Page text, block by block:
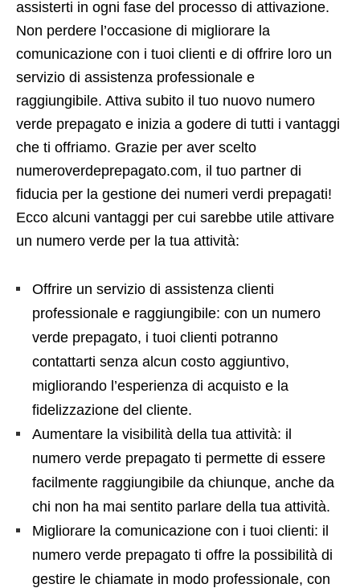
assisterti in ogni fase del processo di attivazione.
Non perdere l’occasione di migliorare la
comunicazione con i tuoi clienti e di offrire loro un
servizio di assistenza professionale e
raggiungibile. Attiva subito il tuo nuovo numero
verde prepagato e inizia a godere di tutti i vantaggi
che ti offriamo. Grazie per aver scelto
numeroverdeprepagato.com, il tuo partner di
fiducia per la gestione dei numeri verdi prepagati!
Ecco alcuni vantaggi per cui sarebbe utile attivare
un numero verde per la tua attività:
Offrire un servizio di assistenza clienti
professionale e raggiungibile: con un numero
verde prepagato, i tuoi clienti potranno
contattarti senza alcun costo aggiuntivo,
migliorando l’esperienza di acquisto e la
fidelizzazione del cliente.
Aumentare la visibilità della tua attività: il
numero verde prepagato ti permette di essere
facilmente raggiungibile da chiunque, anche da
chi non ha mai sentito parlare della tua attività.
Migliorare la comunicazione con i tuoi clienti: il
numero verde prepagato ti offre la possibilità di
gestire le chiamate in modo professionale, con